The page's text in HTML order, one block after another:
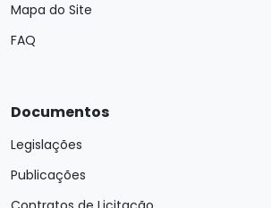
Mapa do Site
FAQ
Documentos
Legislações
Publicações